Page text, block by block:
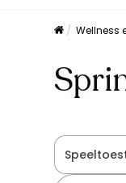
Wellness